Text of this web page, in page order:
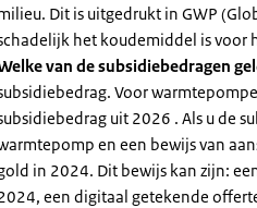
Dit is uitgedrukt in GWP
het koudemiddel is voor
van de subsidiebedragen
Voor
uit 2026 . Als u de
en een bewijs van
in 2024. Dit bewijs kan zijn:
een digitaal getekende